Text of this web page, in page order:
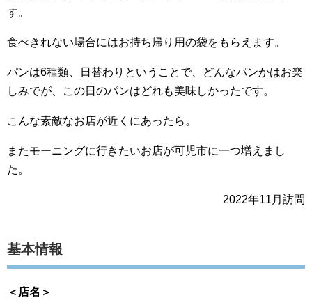
す。
食べきれない場合にはお持ち帰り用の袋をもらえます。
パンは6種類、日替わりということで、どんなパンかはお楽
しみでが、この日のパンはどれも美味しかったです。
こんな素敵なお店が近くにあったら。
またモーニングに行きたいお店が可児市に一つ増えまし
た。
2022年11月訪問
基本情報
＜店名＞